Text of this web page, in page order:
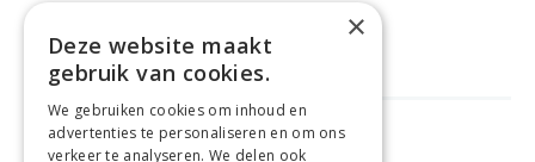
FREE DELIVERY FROM €99
×
Deze website maakt
gebruik van cookies.
We gebruiken cookies om inhoud en
advertenties te personaliseren en om ons
verkeer te analyseren. We delen ook